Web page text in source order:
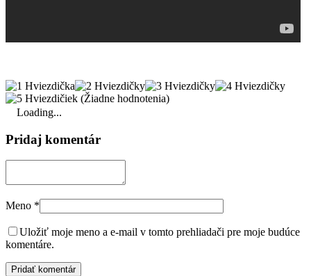
(Žiadne hodnotenia)
Loading...
Pridaj komentár
Meno *
Uložiť moje meno a e-mail v tomto prehliadači pre moje budúce
komentáre.